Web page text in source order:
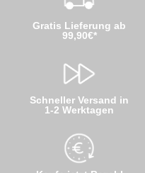
Gratis Lieferung ab
99,90€*
Schneller Versand in
1-2 Werktagen